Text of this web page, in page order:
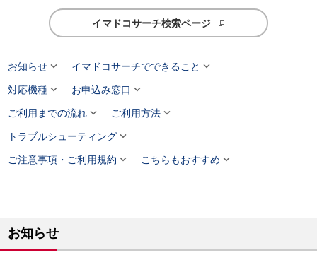
イマドコサーチ検索ページ
お知らせ イマドコサーチでできること 
対応機種 お申込み窓口 
ご利用までの流れ ご利用方法
トラブルシューティング
ご注意事項・ご利用規約  こちらもおすすめ 
お知らせ